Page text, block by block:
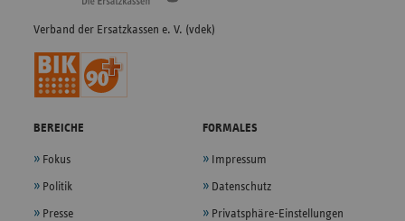
Verband der Ersatzkassen e. V. (vdek)
BEREICHE
Fokus
Politik
Presse
FORMALES
Impressum
Datenschutz
Privatsphäre-Einstellungen